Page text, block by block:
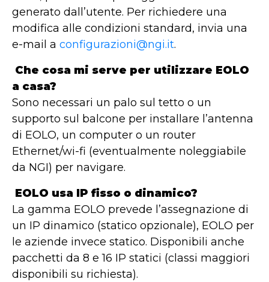
generato dall’utente. Per richiedere una
modifica alle condizioni standard, invia una
e-mail a configurazioni@ngi.it.
Che cosa mi serve per utilizzare EOLO
a casa?
Sono necessari un palo sul tetto o un
supporto sul balcone per installare l’antenna
di EOLO, un computer o un router
Ethernet/wi-fi (eventualmente noleggiabile
da NGI) per navigare.
EOLO usa IP fisso o dinamico?
La gamma EOLO prevede l’assegnazione di
un IP dinamico (statico opzionale), EOLO per
le aziende invece statico. Disponibili anche
pacchetti da 8 e 16 IP statici (classi maggiori
disponibili su richiesta).